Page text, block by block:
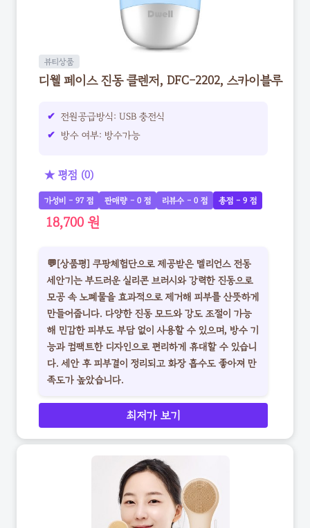
뷰티상품
디웰 페이스 진동 클렌저, DFC-2202, 스카이블루
전원공급방식: USB 충전식
방수 여부: 방수가능
★ 평점 (0)
가성비 - 97 점 판매량 - 0 점 리뷰수 - 0 점 총점 - 9 점
18,700 원
💬[상품평] 쿠팡체험단으로 제공받은 멜리언스 전동
세안기는 부드러운 실리콘 브러시와 강력한 진동으로
모공 속 노폐물을 효과적으로 제거해 피부를 산뜻하게
만들어줍니다. 다양한 진동 모드와 강도 조절이 가능
해 민감한 피부도 부담 없이 사용할 수 있으며, 방수 기
능과 컴팩트한 디자인으로 편리하게 휴대할 수 있습니
다. 세안 후 피부결이 정리되고 화장 흡수도 좋아져 만
족도가 높았습니다.
최저가 보기